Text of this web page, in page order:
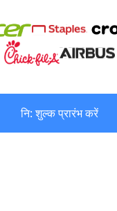
नि: शुल्क प्रारंभ करें